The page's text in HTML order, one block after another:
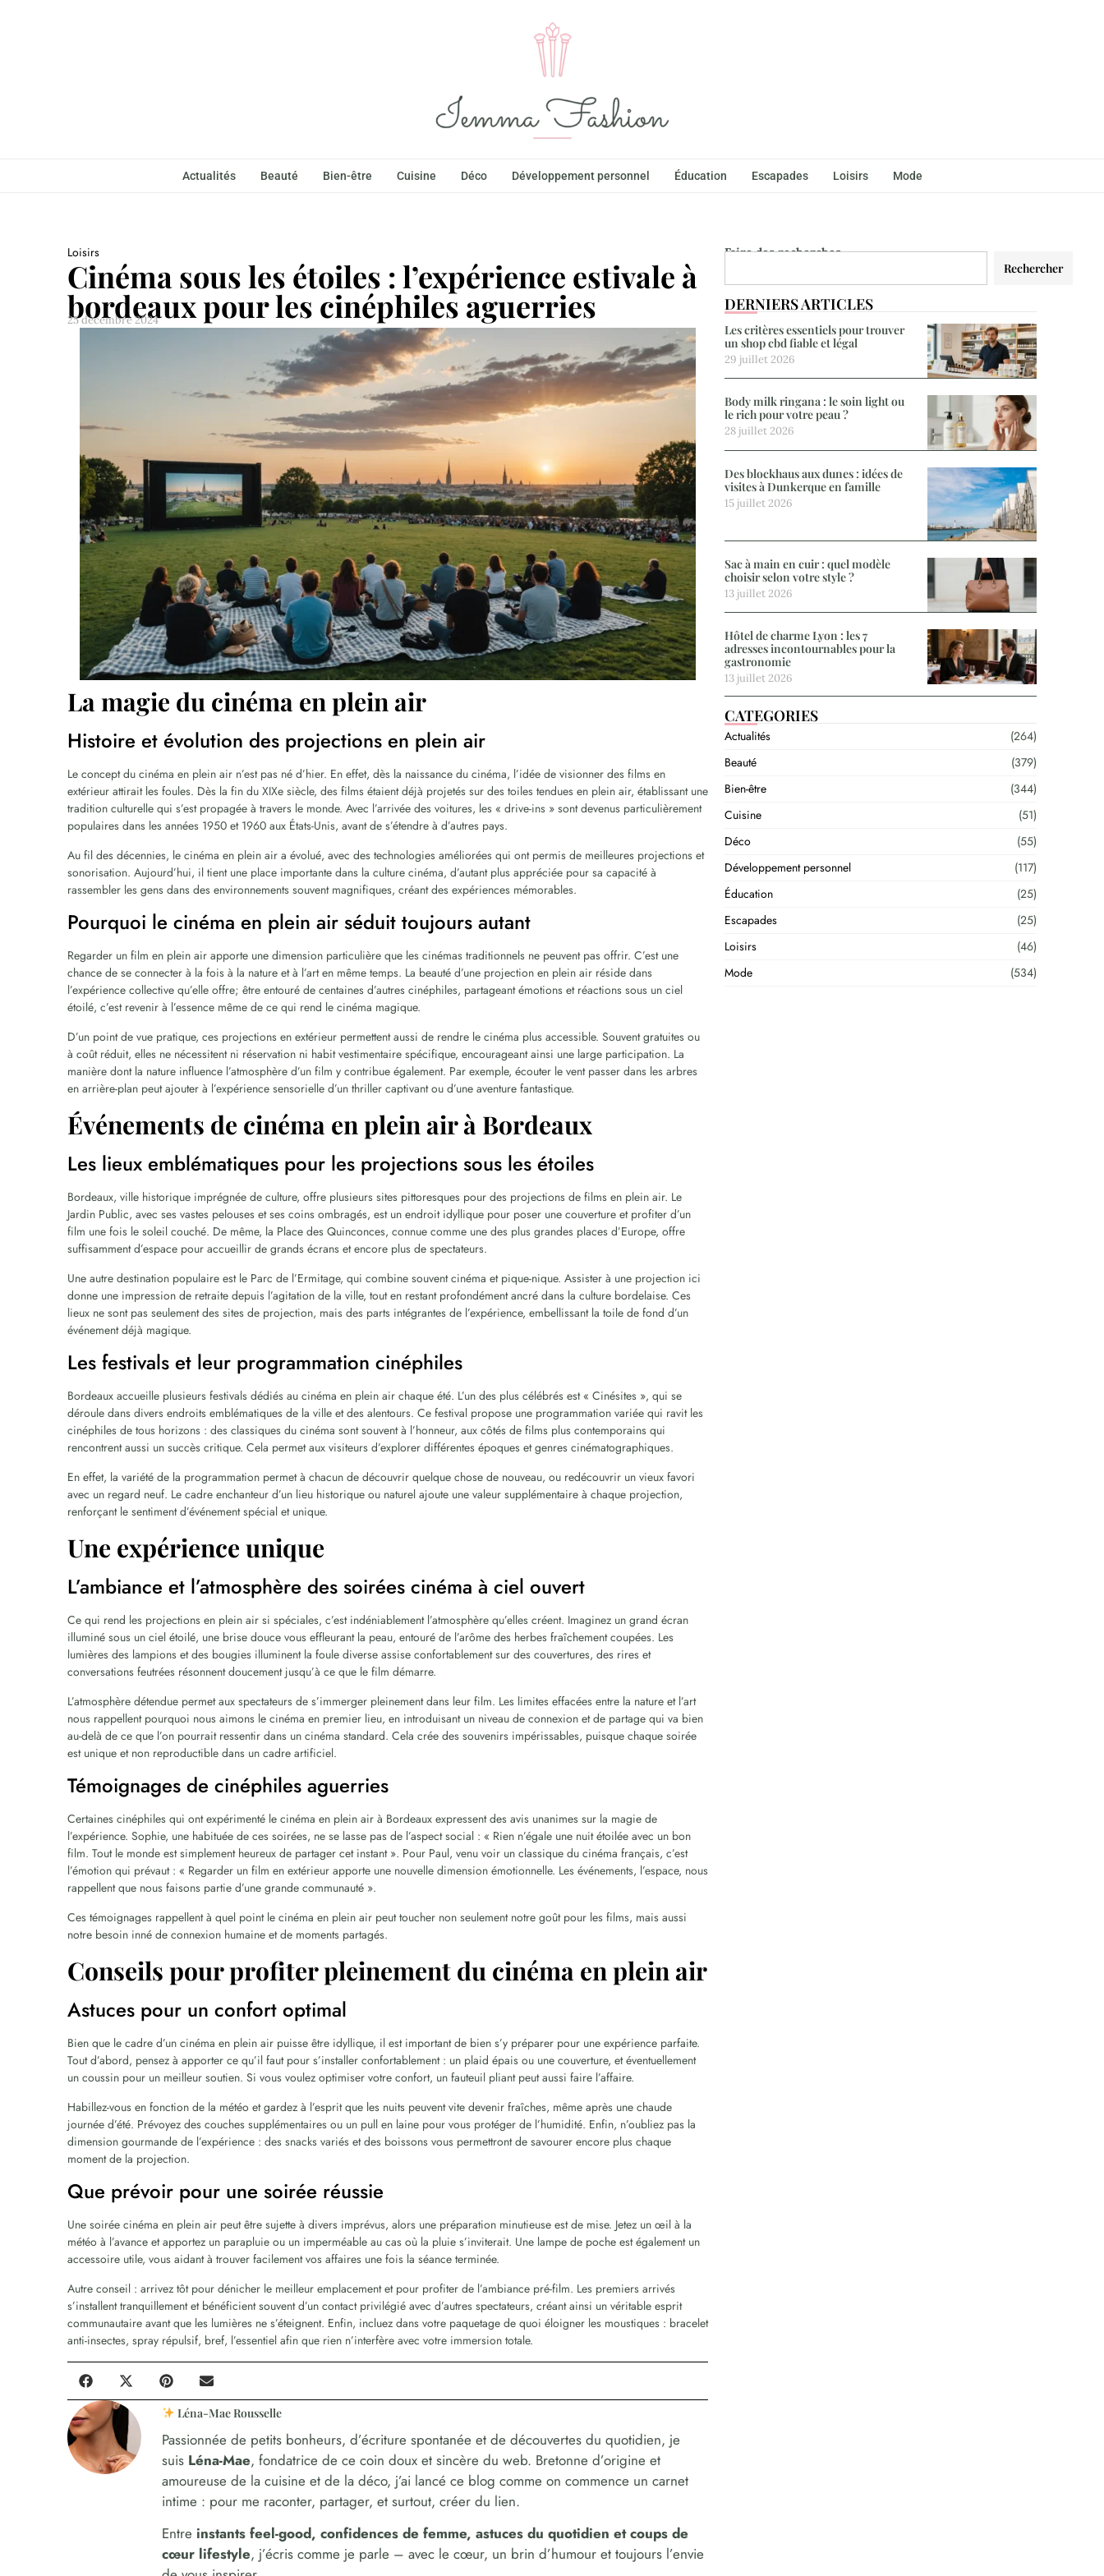
Actualités Beauté Bien-être Cuisine Déco Développement personnel Éducation Escapades Loisirs Mode
Faire des recherches
Rechercher
DERNIERS ARTICLES
Les critères essentiels pour trouver
un shop cbd fiable et légal
29 juillet 2026
Body milk ringana : le soin light ou
le rich pour votre peau ?
28 juillet 2026
Des blockhaus aux dunes : idées de
visites à Dunkerque en famille
15 juillet 2026
Sac à main en cuir : quel modèle
choisir selon votre style ?
13 juillet 2026
Hôtel de charme Lyon : les 7
adresses incontournables pour la
gastronomie
13 juillet 2026
CATEGORIES
Actualités
(264)
Beauté
(379)
Bien-être
(344)
Cuisine
(51)
Déco
(55)
Développement personnel
(117)
Éducation
(25)
Escapades
(25)
Loisirs
(46)
Mode
(534)
Loisirs
Cinéma sous les étoiles : l’expérience estivale à
bordeaux pour les cinéphiles aguerries
25 décembre 2024
La magie du cinéma en plein air
Histoire et évolution des projections en plein air
Le concept du cinéma en plein air n’est pas né d’hier. En effet, dès la naissance du cinéma, l’idée de visionner des films en
extérieur attirait les foules. Dès la fin du XIXe siècle, des films étaient déjà projetés sur des toiles tendues en plein air, établissant une
tradition culturelle qui s’est propagée à travers le monde. Avec l’arrivée des voitures, les « drive-ins » sont devenus particulièrement
populaires dans les années 1950 et 1960 aux États-Unis, avant de s’étendre à d’autres pays.
Au fil des décennies, le cinéma en plein air a évolué, avec des technologies améliorées qui ont permis de meilleures projections et
sonorisation. Aujourd’hui, il tient une place importante dans la culture cinéma, d’autant plus appréciée pour sa capacité à
rassembler les gens dans des environnements souvent magnifiques, créant des expériences mémorables.
Pourquoi le cinéma en plein air séduit toujours autant
Regarder un film en plein air apporte une dimension particulière que les cinémas traditionnels ne peuvent pas offrir. C’est une
chance de se connecter à la fois à la nature et à l’art en même temps. La beauté d’une projection en plein air réside dans
l’expérience collective qu’elle offre; être entouré de centaines d’autres cinéphiles, partageant émotions et réactions sous un ciel
étoilé, c’est revenir à l’essence même de ce qui rend le cinéma magique.
D’un point de vue pratique, ces projections en extérieur permettent aussi de rendre le cinéma plus accessible. Souvent gratuites ou
à coût réduit, elles ne nécessitent ni réservation ni habit vestimentaire spécifique, encourageant ainsi une large participation. La
manière dont la nature influence l’atmosphère d’un film y contribue également. Par exemple, écouter le vent passer dans les arbres
en arrière-plan peut ajouter à l’expérience sensorielle d’un thriller captivant ou d’une aventure fantastique.
Événements de cinéma en plein air à Bordeaux
Les lieux emblématiques pour les projections sous les étoiles
Bordeaux, ville historique imprégnée de culture, offre plusieurs sites pittoresques pour des projections de films en plein air. Le
Jardin Public, avec ses vastes pelouses et ses coins ombragés, est un endroit idyllique pour poser une couverture et profiter d’un
film une fois le soleil couché. De même, la Place des Quinconces, connue comme une des plus grandes places d’Europe, offre
suffisamment d’espace pour accueillir de grands écrans et encore plus de spectateurs.
Une autre destination populaire est le Parc de l’Ermitage, qui combine souvent cinéma et pique-nique. Assister à une projection ici
donne une impression de retraite depuis l’agitation de la ville, tout en restant profondément ancré dans la culture bordelaise. Ces
lieux ne sont pas seulement des sites de projection, mais des parts intégrantes de l’expérience, embellissant la toile de fond d’un
événement déjà magique.
Les festivals et leur programmation cinéphiles
Bordeaux accueille plusieurs festivals dédiés au cinéma en plein air chaque été. L’un des plus célébrés est « Cinésites », qui se
déroule dans divers endroits emblématiques de la ville et des alentours. Ce festival propose une programmation variée qui ravit les
cinéphiles de tous horizons : des classiques du cinéma sont souvent à l’honneur, aux côtés de films plus contemporains qui
rencontrent aussi un succès critique. Cela permet aux visiteurs d’explorer différentes époques et genres cinématographiques.
En effet, la variété de la programmation permet à chacun de découvrir quelque chose de nouveau, ou redécouvrir un vieux favori
avec un regard neuf. Le cadre enchanteur d’un lieu historique ou naturel ajoute une valeur supplémentaire à chaque projection,
renforçant le sentiment d’événement spécial et unique.
Une expérience unique
L’ambiance et l’atmosphère des soirées cinéma à ciel ouvert
Ce qui rend les projections en plein air si spéciales, c’est indéniablement l’atmosphère qu’elles créent. Imaginez un grand écran
illuminé sous un ciel étoilé, une brise douce vous effleurant la peau, entouré de l’arôme des herbes fraîchement coupées. Les
lumières des lampions et des bougies illuminent la foule diverse assise confortablement sur des couvertures, des rires et
conversations feutrées résonnent doucement jusqu’à ce que le film démarre.
L’atmosphère détendue permet aux spectateurs de s’immerger pleinement dans leur film. Les limites effacées entre la nature et l’art
nous rappellent pourquoi nous aimons le cinéma en premier lieu, en introduisant un niveau de connexion et de partage qui va bien
au-delà de ce que l’on pourrait ressentir dans un cinéma standard. Cela crée des souvenirs impérissables, puisque chaque soirée
est unique et non reproductible dans un cadre artificiel.
Témoignages de cinéphiles aguerries
Certaines cinéphiles qui ont expérimenté le cinéma en plein air à Bordeaux expressent des avis unanimes sur la magie de
l’expérience. Sophie, une habituée de ces soirées, ne se lasse pas de l’aspect social : « Rien n’égale une nuit étoilée avec un bon
film. Tout le monde est simplement heureux de partager cet instant ». Pour Paul, venu voir un classique du cinéma français, c’est
l’émotion qui prévaut : « Regarder un film en extérieur apporte une nouvelle dimension émotionnelle. Les événements, l’espace, nous
rappellent que nous faisons partie d’une grande communauté ».
Ces témoignages rappellent à quel point le cinéma en plein air peut toucher non seulement notre goût pour les films, mais aussi
notre besoin inné de connexion humaine et de moments partagés.
Conseils pour profiter pleinement du cinéma en plein air
Astuces pour un confort optimal
Bien que le cadre d’un cinéma en plein air puisse être idyllique, il est important de bien s’y préparer pour une expérience parfaite.
Tout d’abord, pensez à apporter ce qu’il faut pour s’installer confortablement : un plaid épais ou une couverture, et éventuellement
un coussin pour un meilleur soutien. Si vous voulez optimiser votre confort, un fauteuil pliant peut aussi faire l’affaire.
Habillez-vous en fonction de la météo et gardez à l’esprit que les nuits peuvent vite devenir fraîches, même après une chaude
journée d’été. Prévoyez des couches supplémentaires ou un pull en laine pour vous protéger de l’humidité. Enfin, n’oubliez pas la
dimension gourmande de l’expérience : des snacks variés et des boissons vous permettront de savourer encore plus chaque
moment de la projection.
Que prévoir pour une soirée réussie
Une soirée cinéma en plein air peut être sujette à divers imprévus, alors une préparation minutieuse est de mise. Jetez un œil à la
météo à l’avance et apportez un parapluie ou un imperméable au cas où la pluie s’inviterait. Une lampe de poche est également un
accessoire utile, vous aidant à trouver facilement vos affaires une fois la séance terminée.
Autre conseil : arrivez tôt pour dénicher le meilleur emplacement et pour profiter de l’ambiance pré-film. Les premiers arrivés
s’installent tranquillement et bénéficient souvent d’un contact privilégié avec d’autres spectateurs, créant ainsi un véritable esprit
communautaire avant que les lumières ne s’éteignent. Enfin, incluez dans votre paquetage de quoi éloigner les moustiques : bracelet
anti-insectes, spray répulsif, bref, l’essentiel afin que rien n’interfère avec votre immersion totale.
Léna-Mae Rousselle
Passionnée de petits bonheurs, d’écriture spontanée et de découvertes du quotidien, je
suis Léna-Mae, fondatrice de ce coin doux et sincère du web. Bretonne d’origine et
amoureuse de la cuisine et de la déco, j’ai lancé ce blog comme on commence un carnet
intime : pour me raconter, partager, et surtout, créer du lien.
Entre instants feel-good, confidences de femme, astuces du quotidien et coups de
cœur lifestyle, j’écris comme je parle – avec le cœur, un brin d’humour et toujours l’envie